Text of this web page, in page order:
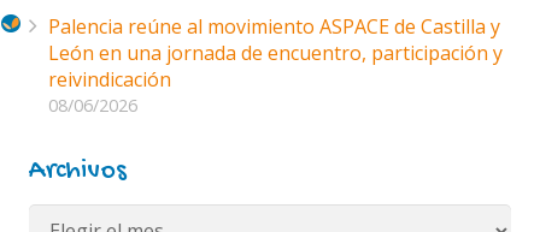
Palencia reúne al movimiento ASPACE de Castilla y
León en una jornada de encuentro, participación y
reivindicación
08/06/2026
Archivos
Archivos